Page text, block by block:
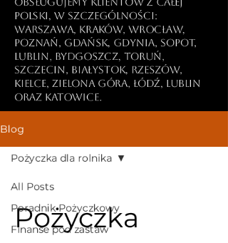
Polski, w szczególności:
Warszawa, Kraków, Wrocław,
Poznań, Gdańsk, Gdynia, Sopot,
Lublin, Bydgoszcz, Toruń,
Szczecin, Białystok, Rzeszów,
Kielce, Zielona Góra, Łódź, Lublin
oraz Katowice.
Blog
All Posts
Poradnik Pożyczkowy
Finanse pod zastaw
Pożyczka dla rolnika
Pożyczka